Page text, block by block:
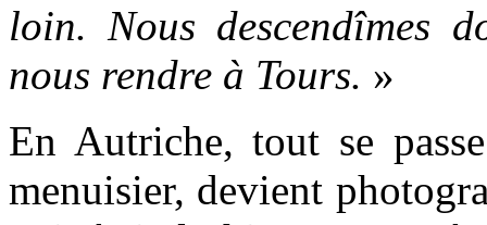
loin. Nous descendîmes
nous rendre à Tours. »
En Autriche, tout se
menuisier, devient